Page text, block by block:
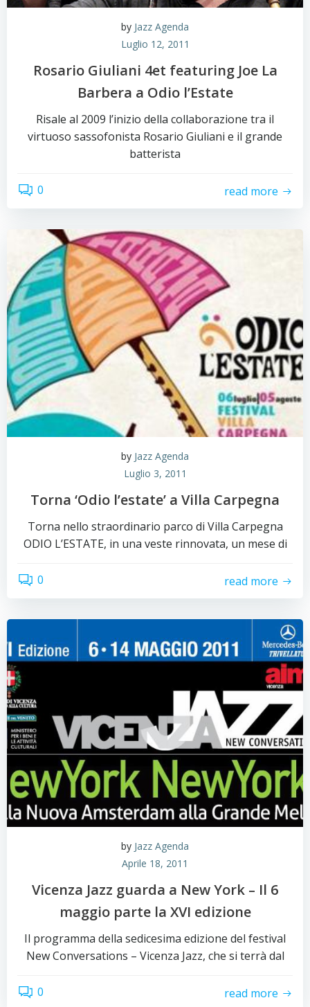
by Jazz Agenda
Luglio 12, 2011
Rosario Giuliani 4et featuring Joe La
Barbera a Odio l’Estate
Risale al 2009 l’inizio della collaborazione tra il
virtuoso sassofonista Rosario Giuliani e il grande
batterista
0 read more
by Jazz Agenda
Luglio 3, 2011
Torna ‘Odio l’estate’ a Villa Carpegna
Torna nello straordinario parco di Villa Carpegna
ODIO L’ESTATE, in una veste rinnovata, un mese di
0 read more
by Jazz Agenda
Aprile 18, 2011
Vicenza Jazz guarda a New York – Il 6
maggio parte la XVI edizione
Il programma della sedicesima edizione del festival
New Conversations – Vicenza Jazz, che si terrà dal
0 read more